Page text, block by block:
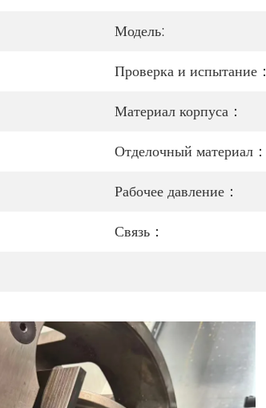
Модель:
Проверка и испытание：
Материал корпуса：
Отделочный материал：
Рабочее давление：
Связь：